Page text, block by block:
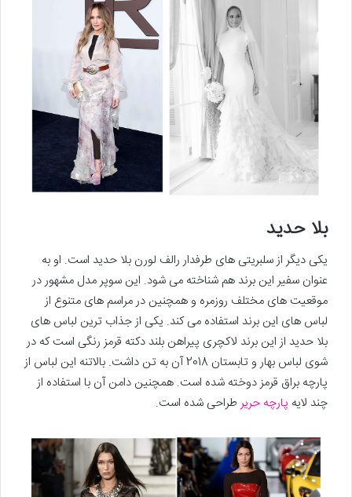
بلا حدید
یکی دیگر از سلبریتی های طرفدار رالف لورن بلا حدید است. او به
عنوان سفیر این برند هم شناخته می شود. این سوپر مدل مشهور در
موقعیت های مختلف روزمره و همچنین در مراسم های متنوع از
لباس های این برند استفاده می کند. یکی از جذاب ترین لباس های
بلا حدید از این برند لاکچری پیراهن بلند دکته قرمز رنگی است که در
شوی لباس بهار و تابستان 2018 آن به تن داشت. بالاتنه این لباس از
پارچه براق قرمز دوخته شده است. همچنین دامن آن با استفاده از
چند لایه پارچه حریرطراحی شده است.